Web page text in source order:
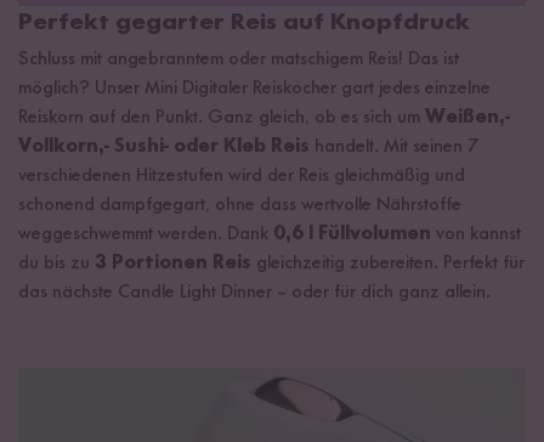
Perfekt gegarter Reis auf Knopfdruck
Schluss mit angebranntem oder matschigem Reis! Das ist
möglich? Unser Mini Digitaler Reiskocher gart jedes einzelne
Reiskorn auf den Punkt. Ganz gleich, ob es sich um Weißen,-
Vollkorn,- Sushi- oder Kleb Reis handelt. Mit seinen 7
verschiedenen Hitzestufen wird der Reis gleichmäßig und
schonend dampfgegart, ohne dass wertvolle Nährstoffe
weggeschwemmt werden. Dank 0,6 l Füllvolumen von kannst
du bis zu 3 Portionen Reis gleichzeitig zubereiten. Perfekt für
das nächste Candle Light Dinner – oder für dich ganz allein.